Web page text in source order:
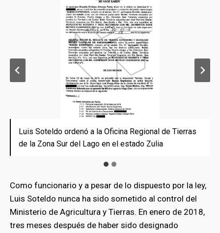
Luis Soteldo ordenó a la Oficina Regional de Tierras
de la Zona Sur del Lago en el estado Zulia
Luis Soteldo hizo alarde en sus redes sociales del
rescate de la finca.
Como funcionario y a pesar de lo dispuesto por la ley,
Luis Soteldo nunca ha sido sometido al control del
Ministerio de Agricultura y Tierras. En enero de 2018,
tres meses después de haber sido designado